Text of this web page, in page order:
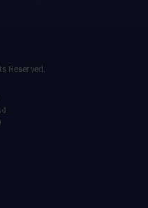
Reserved.